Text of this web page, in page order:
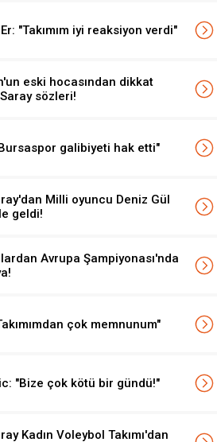
"Takımım iyi reaksiyon verdi"
eski hocasından dikkat
sözleri!
galibiyeti hak etti"
Milli oyuncu Deniz Gül
geldi!
Avrupa Şampiyonası'nda
çok memnunum"
"Bize çok kötü bir gündü!"
Kadın Voleybol Takımı'dan